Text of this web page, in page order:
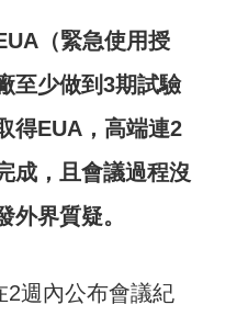
（緊急使用授
至少做到3期試驗
得EUA，高端連2
成，且會議過程沒
外界質疑。
2週內公布會議紀